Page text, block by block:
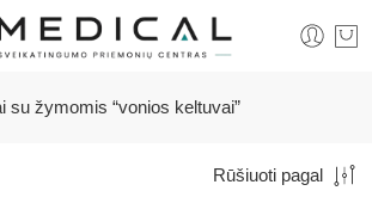
su žymomis “vonios keltuvai”
Rūšiuoti pagal